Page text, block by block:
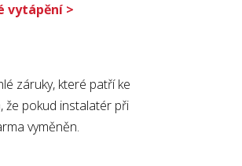
vytápění >
záruky, které patří ke
že pokud instalatér při
vyměněn.